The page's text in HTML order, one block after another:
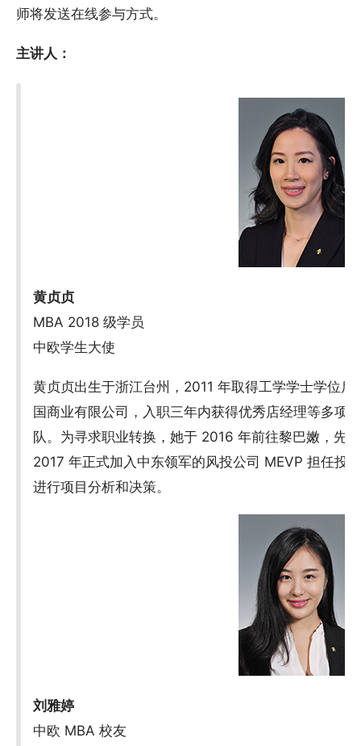
师将发送在线参与方式。
主讲人：
黄贞贞
MBA 2018 级学员
中欧学生大使
黄贞贞出生于浙江台州，2011 年取得工学学士学位
国商业有限公司，入职三年内获得优秀店经理等多项
队。为寻求职业转换，她于 2016 年前往黎巴嫩，先
2017 年正式加入中东领军的风投公司 MEVP 担任投
进行项目分析和决策。
刘雅婷
中欧 MBA 校友